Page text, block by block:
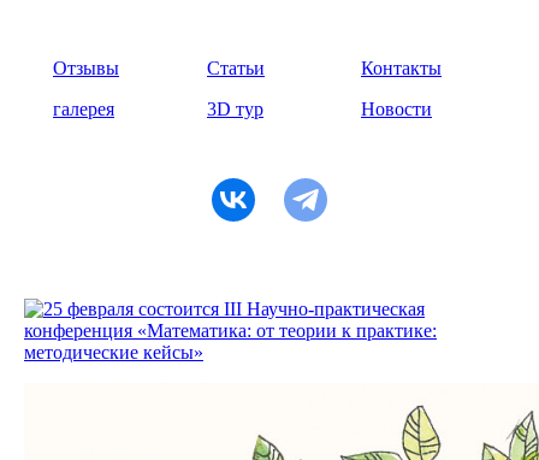
Отзывы Статьи
Контакты
галерея
3D тур Новости